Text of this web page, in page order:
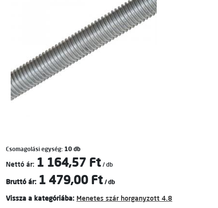
Csomagolási egység: 10 db
Nettó ár: 1 164,57 Ft / db
Bruttó ár: 1 479,00 Ft / db
Vissza a kategóriába: Menetes szár horganyzott 4.8